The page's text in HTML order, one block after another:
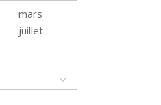
mars
juillet